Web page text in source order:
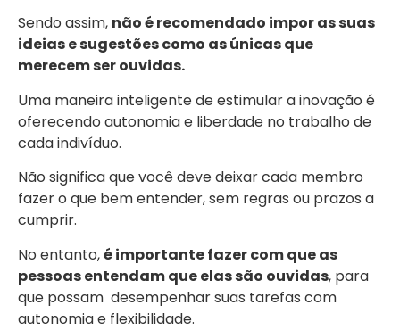
Sendo assim, não é recomendado impor as suas
ideias e sugestões como as únicas que
merecem ser ouvidas.
Uma maneira inteligente de estimular a inovação é
oferecendo autonomia e liberdade no trabalho de
cada indivíduo.
Não significa que você deve deixar cada membro
fazer o que bem entender, sem regras ou prazos a
cumprir.
No entanto,é importante fazer com que as
pessoas entendam que elas são ouvidas, para
que possam desempenhar suas tarefas com
autonomia e flexibilidade.